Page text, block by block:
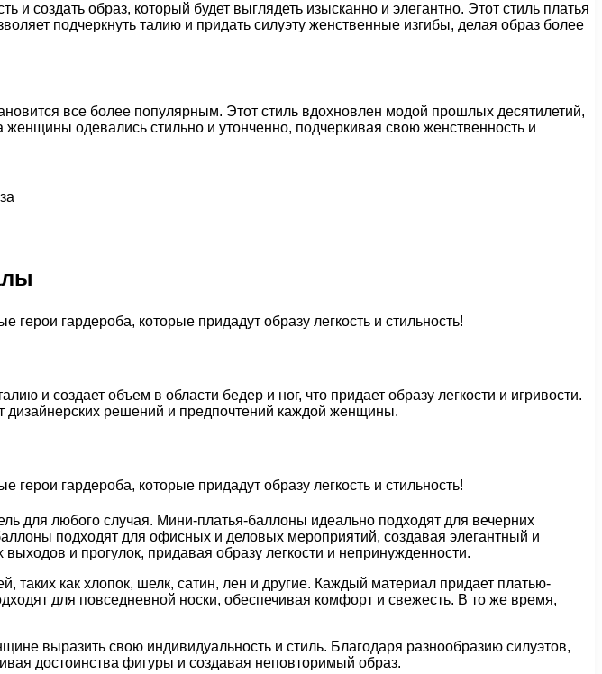
создать образ, который будет выглядеть изысканно и элегантно. Этот стиль платья
подчеркнуть талию и придать силуэту женственные изгибы, делая образ более
все более популярным. Этот стиль вдохновлен модой прошлых десятилетий,
одевались стильно и утонченно, подчеркивая свою женственность и
и создает объем в области бедер и ног, что придает образу легкости и игривости.
решений и предпочтений каждой женщины.
для любого случая. Мини-платья-баллоны идеально подходят для вечерних
подходят для офисных и деловых мероприятий, создавая элегантный и
и прогулок, придавая образу легкости и непринужденности.
таких как хлопок, шелк, сатин, лен и другие. Каждый материал придает платью-
для повседневной носки, обеспечивая комфорт и свежесть. В то же время,
выразить свою индивидуальность и стиль. Благодаря разнообразию силуэтов,
достоинства фигуры и создавая неповторимый образ.